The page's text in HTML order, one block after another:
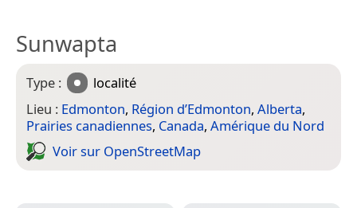
Sunwapta
Type :
localité
Lieu : Edmonton, Région d’Edmonton, Alberta,
Prairies canadiennes, Canada, Amérique du Nord
Voir sur Open­Street­Map